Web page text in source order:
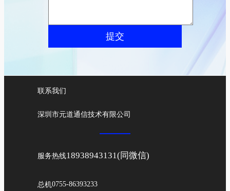
提交
联系我们
深圳市元道通信技术有限公司
服务热线18938943131(同微信)
总机0755-86393233